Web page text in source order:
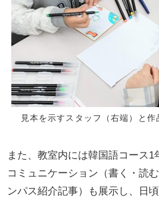
見本を示すスタッフ（右端）と
また、教室内には韓国語コース
コミュニケーション（書く・読
ンパス紹介記事）も展示し、日